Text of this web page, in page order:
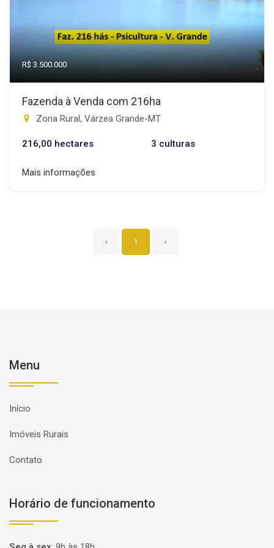
R$ 3.500.000
Fazenda à Venda com 216ha
Zona Rural, Várzea Grande-MT
216,00 hectares 3 culturas
Mais informações
‹ 1 ›
Menu
Início
Imóveis Rurais
Contato
Horário de funcionamento